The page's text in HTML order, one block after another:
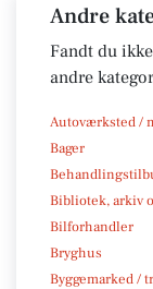
Andre
Fandt du
andre
Autoværksted /
Bager
Bibliotek, arkiv
Bilforhandler
Bryghus
Byggemarked /